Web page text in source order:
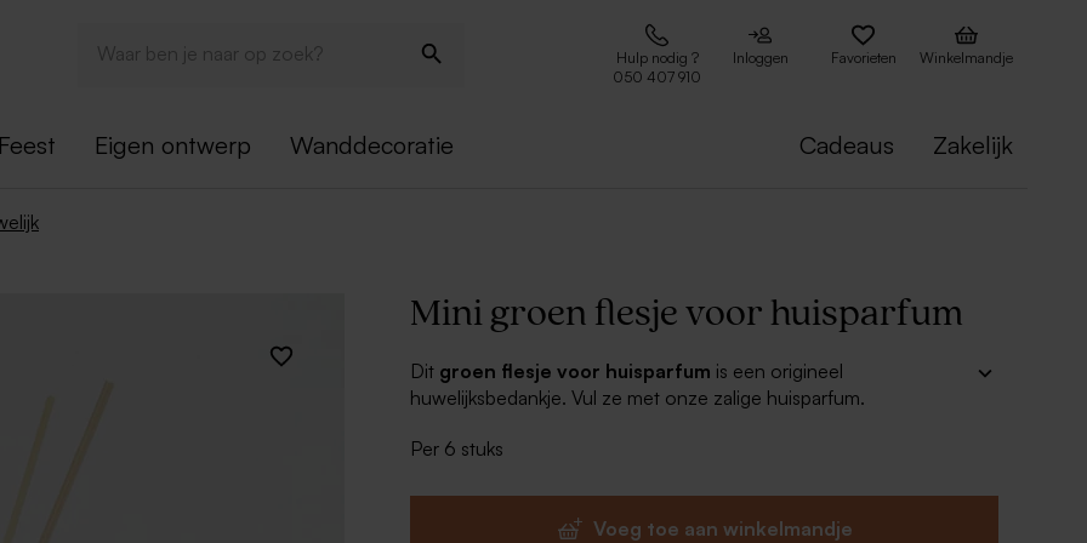
Hulp nodig ?
050 407 910
Inloggen Favorieten Winkelmandje
Eigen ontwerp Wanddecoratie Cadeaus Zakelijk
Mini groen flesje voor huisparfum
Dit groen flesje voor huisparfum is een origineel
huwelijksbedankje. Vul ze met onze zalige huisparfum.
stickers van 3 cm zijn hiervoor ideaal! De geurstokjes zijn leeg en
Per 6 stuks
Voeg toe aan winkelmandje